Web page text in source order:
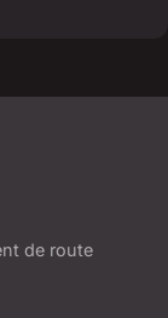
de route